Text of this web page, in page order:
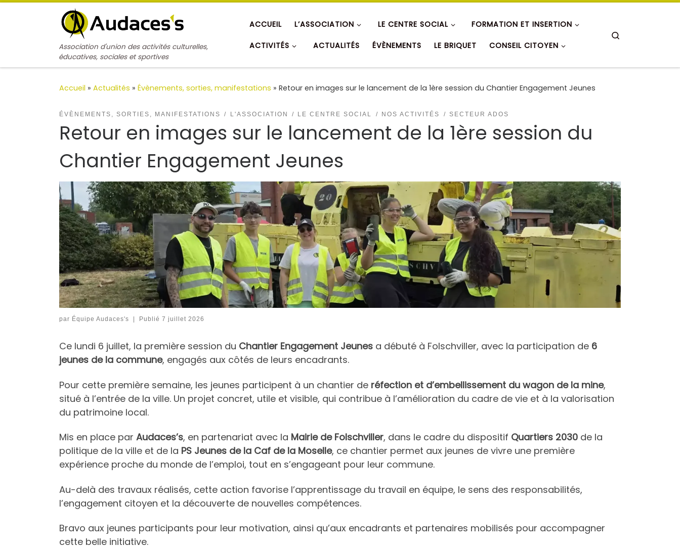
Passer au contenu
Association d'union des activités culturelles,
éducatives, sociales et sportives
ACCUEIL L’ASSOCIATION LE CENTRE SOCIAL FORMATION ET INSERTION
ACTIVITÉS ACTUALITÉS ÉVÈNEMENTS LE BRIQUET CONSEIL CITOYEN
Accueil » Actualités » Évènements, sorties, manifestations » Retour en images sur le lancement de la 1ère session du Chantier Engagement Jeunes
ÉVÈNEMENTS, SORTIES, MANIFESTATIONS L'ASSOCIATION LE CENTRE SOCIAL NOS ACTIVITÉS SECTEUR ADOS
Retour en images sur le lancement de la 1ère session du
Chantier Engagement Jeunes
par Équipe Audaces's Publié 7 juillet 2026
Ce lundi 6 juillet, la première session du Chantier Engagement Jeunes a débuté à Folschviller, avec la participation de 6
jeunes de la commune, engagés aux côtés de leurs encadrants.
Pour cette première semaine, les jeunes participent à un chantier de réfection et d’embellissement du wagon de la mine,
situé à l’entrée de la ville. Un projet concret, utile et visible, qui contribue à l’amélioration du cadre de vie et à la valorisation
du patrimoine local.
Mis en place par Audaces’s, en partenariat avec la Mairie de Folschviller, dans le cadre du dispositif Quartiers 2030 de la
politique de la ville et de la PS Jeunes de la Caf de la Moselle, ce chantier permet aux jeunes de vivre une première
expérience proche du monde de l’emploi, tout en s’engageant pour leur commune.
Au-delà des travaux réalisés, cette action favorise l’apprentissage du travail en équipe, le sens des responsabilités,
l’engagement citoyen et la découverte de nouvelles compétences.
Bravo aux jeunes participants pour leur motivation, ainsi qu’aux encadrants et partenaires mobilisés pour accompagner
cette belle initiative.